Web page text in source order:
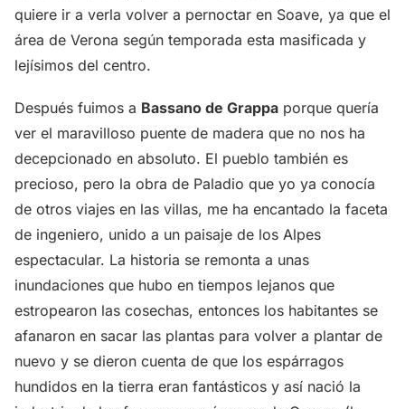
quiere ir a verla volver a pernoctar en Soave, ya que el
área de Verona según temporada esta masificada y
lejísimos del centro.
Después fuimos a Bassano de Grappa porque quería
ver el maravilloso puente de madera que no nos ha
decepcionado en absoluto. El pueblo también es
precioso, pero la obra de Paladio que yo ya conocía
de otros viajes en las villas, me ha encantado la faceta
de ingeniero, unido a un paisaje de los Alpes
espectacular. La historia se remonta a unas
inundaciones que hubo en tiempos lejanos que
estropearon las cosechas, entonces los habitantes se
afanaron en sacar las plantas para volver a plantar de
nuevo y se dieron cuenta de que los espárragos
hundidos en la tierra eran fantásticos y así nació la